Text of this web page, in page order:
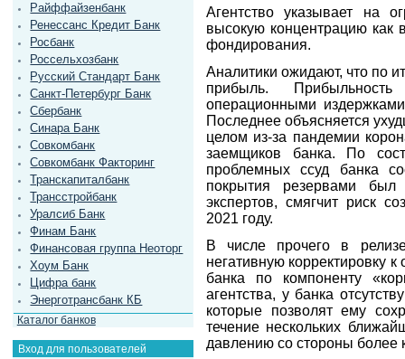
Райффайзенбанк
Ренессанс Кредит Банк
Росбанк
Россельхозбанк
Русский Стандарт Банк
Санкт-Петербург Банк
Сбербанк
Синара Банк
Совкомбанк
Совкомбанк Факторинг
Транскапиталбанк
Трансстройбанк
Уралсиб Банк
Финам Банк
Финансовая группа Неоторг
Хоум Банк
Цифра банк
Энерготрансбанк КБ
Каталог банков
Вход для пользователей
Агентство указывает на
высокую концентрацию как
фондирования.
Аналитики ожидают, что по
прибыль.
операционными
Последнее объясняется
целом из-за пандемии
заемщиков банка. По
проблемных ссуд банка
покрытия резервами
экспертов, смягчит риск
2021 году.
В числе прочего в
негативную корректировку
банка по компоненту
агентства, у банка
которые позволят ему
течение нескольких
давлению со стороны более